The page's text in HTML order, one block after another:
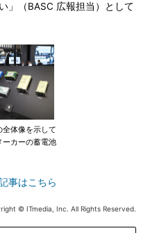
」（BASC 広報担当）として
全体像を示して
ーカーの蓄電池
事はこちら
© ITmedia, Inc. All Rights Reserved.